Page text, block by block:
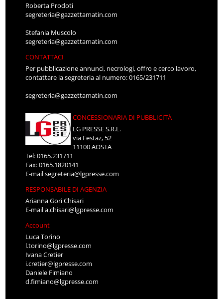
Roberta Prodoti
segreteria@gazzettamatin.com
Stefania Muscolo
segreteria@gazzettamatin.com
CONTATTACI
Per pubblicazione annunci, necrologi, offro e cerco lavoro,
contattare la segreteria al numero: 0165/231711
segreteria@gazzettamatin.com
CONCESSIONARIA DI PUBBLICITÀ
LG PRESSE S.R.L.
via Festaz, 52
11100 AOSTA
Tel: 0165.231711
Fax: 0165.1820141
E-mailsegreteria@lgpresse.com
RESPONSABILE DI AGENZIA
Arianna Gori Chisari
E-maila.chisari@lgpresse.com
Account
Luca Torino
l.torino@lgpresse.com
Ivana Cretier
i.cretier@lgpresse.com
Daniele Fimiano
d.fimiano@lgpresse.com